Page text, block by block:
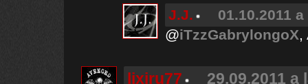
J.J.
01.10.2011
@iTzzGabrylongoX,
lixiru77
29.09.2011 a